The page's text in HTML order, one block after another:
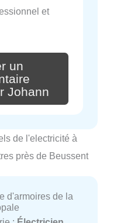
et
un
Johann
de l'electricité à
près de Beussent
d'armoires de la